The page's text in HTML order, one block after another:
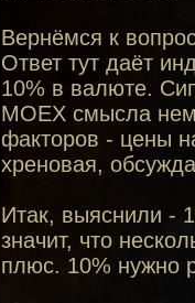
Вернёмся к
Ответ тут даёт
10% в валюте.
MOEX смысла
факторов - цены
хреновая,
Итак, выяснили -
значит, что
плюс. 10% нужно